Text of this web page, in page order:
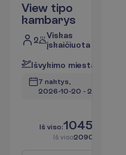
View tipo
kambarys
2
Viskas
įskaičiuota
Išvykimo miesta
7 naktys,
2026-10-20 - 2026-10-27
Iš viso:1045.00
Iš viso2090.00